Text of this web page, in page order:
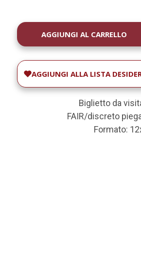
DISPONIBILITÀ
ATTUALE:
AGGIUNGI ALLA LISTA
Biglietto da
FAIR/discreto
Formato: